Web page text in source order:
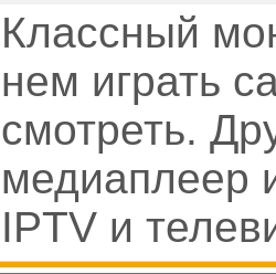
Классный
нем играть
смотреть.
медиаплеер
IPTV и